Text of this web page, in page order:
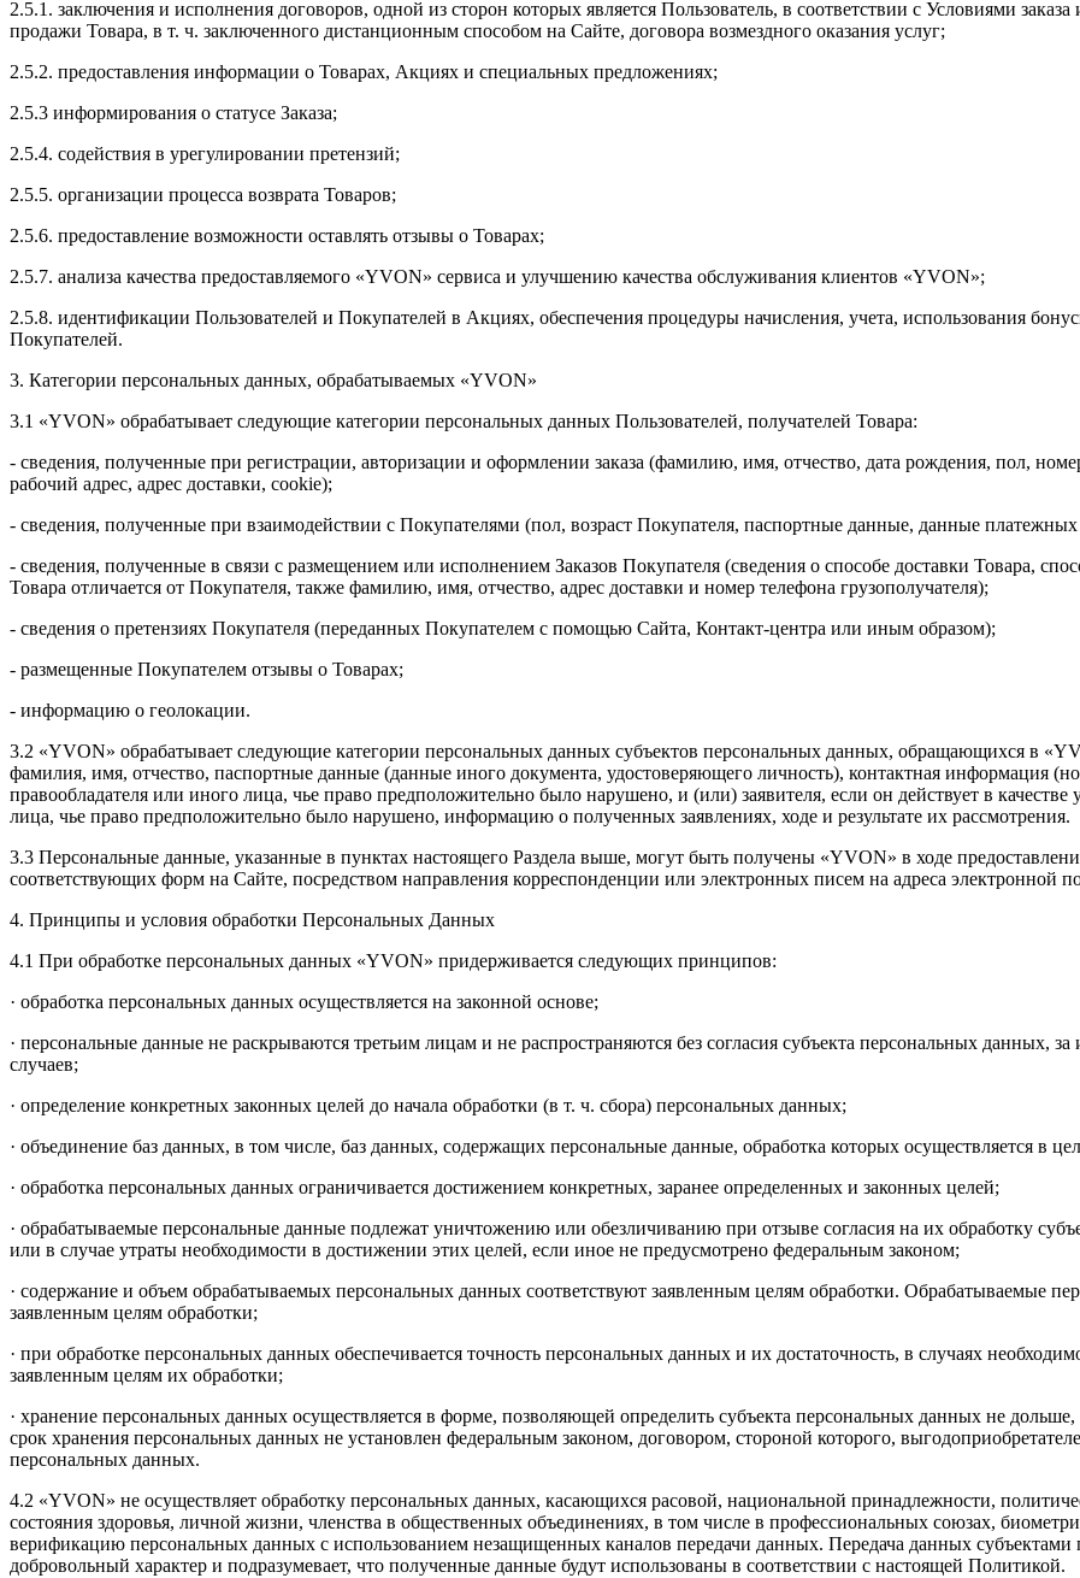
2.5.1. заключения и исполнения договоров, одной из сторон которых является Пользователь, в соответствии с Условиями
продажи Товара, в т. ч. заключенного дистанционным способом на Сайте, договора возмездного оказания услуг;
2.5.2. предоставления информации о Товарах, Акциях и специальных предложениях;
2.5.3 информирования о статусе Заказа;
2.5.4. содействия в урегулировании претензий;
2.5.5. организации процесса возврата Товаров;
2.5.6. предоставление возможности оставлять отзывы о Товарах;
2.5.7. анализа качества предоставляемого «YVON» сервиса и улучшению качества обслуживания клиентов «YVON»;
2.5.8. идентификации Пользователей и Покупателей в Акциях, обеспечения процедуры начисления, учета, использования
Покупателей.
3. Категории персональных данных, обрабатываемых «YVON»
3.1 «YVON» обрабатывает следующие категории персональных данных Пользователей, получателей Товара:
- сведения, полученные при регистрации, авторизации и оформлении заказа (фамилию, имя, отчество, дата рождения, пол,
рабочий адрес, адрес доставки, cookie);
- сведения, полученные при взаимодействии с Покупателями (пол, возраст Покупателя, паспортные данные, данные
- сведения, полученные в связи с размещением или исполнением Заказов Покупателя (сведения о способе доставки Товара,
Товара отличается от Покупателя, также фамилию, имя, отчество, адрес доставки и номер телефона грузополучателя);
- сведения о претензиях Покупателя (переданных Покупателем с помощью Сайта, Контакт-центра или иным образом);
- размещенные Покупателем отзывы о Товарах;
- информацию о геолокации.
3.2 «YVON» обрабатывает следующие категории персональных данных субъектов персональных данных, обращающихся в
фамилия, имя, отчество, паспортные данные (данные иного документа, удостоверяющего личность), контактная информация
правообладателя или иного лица, чье право предположительно было нарушено, и (или) заявителя, если он действует в
лица, чье право предположительно было нарушено, информацию о полученных заявлениях, ходе и результате их рассмотрения.
3.3 Персональные данные, указанные в пунктах настоящего Раздела выше, могут быть получены «YVON» в ходе
соответствующих форм на Сайте, посредством направления корреспонденции или электронных писем на адреса электронной
4. Принципы и условия обработки Персональных Данных
4.1 При обработке персональных данных «YVON» придерживается следующих принципов:
· обработка персональных данных осуществляется на законной основе;
· персональные данные не раскрываются третьим лицам и не распространяются без согласия субъекта персональных данных,
случаев;
· определение конкретных законных целей до начала обработки (в т. ч. сбора) персональных данных;
· объединение баз данных, в том числе, баз данных, содержащих персональные данные, обработка которых осуществляется в
· обработка персональных данных ограничивается достижением конкретных, заранее определенных и законных целей;
· обрабатываемые персональные данные подлежат уничтожению или обезличиванию при отзыве согласия на их обработку
или в случае утраты необходимости в достижении этих целей, если иное не предусмотрено федеральным законом;
· содержание и объем обрабатываемых персональных данных соответствуют заявленным целям обработки. Обрабатываемые
заявленным целям обработки;
· при обработке персональных данных обеспечивается точность персональных данных и их достаточность, в случаях
заявленным целям их обработки;
· хранение персональных данных осуществляется в форме, позволяющей определить субъекта персональных данных не
срок хранения персональных данных не установлен федеральным законом, договором, стороной которого,
персональных данных.
4.2 «YVON» не осуществляет обработку персональных данных, касающихся расовой, национальной принадлежности,
состояния здоровья, личной жизни, членства в общественных объединениях, в том числе в профессиональных союзах,
верификацию персональных данных с использованием незащищенных каналов передачи данных. Передача данных
добровольный характер и подразумевает, что полученные данные будут использованы в соответствии с настоящей Политикой.